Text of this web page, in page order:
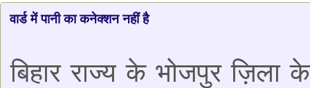
वार्ड में पानी का कनेक्शन नहीं है
बिहार राज्य के भोजपुर ज़िला